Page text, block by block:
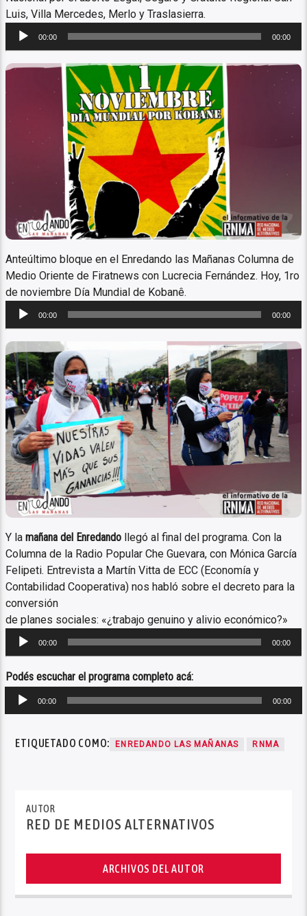
Luis, Villa Mercedes, Merlo y Traslasierra.
Reproductor
audio
00:00 00:00
Columna de Medio Oriente
Anteúltimo bloque en el Enredando las Mañanas Columna de
Medio Oriente de Firatnews con Lucrecia Fernández. Hoy, 1ro
de noviembre Día Mundial de Kobanê.
Reproductor
audio
00:00 00:00
Columna de Radio Popular Che
Guevara de Rosario”
Y lamañana del Enredando llegó al final del programa. Con la
Columna de la Radio Popular Che Guevara, con Mónica García
Felipeti. Entrevista a Martín Vitta de ECC (Economía y
Contabilidad Cooperativa) nos habló sobre el decreto para la
conversión
de planes sociales: «¿trabajo genuino y alivio económico?»
Reproductor
audio
00:00 00:00
Podés escuchar el programa completo acá:
Reproductor
00:00 00:00
ETIQUETADO COMO: ENREDANDO LAS MAÑANAS RNMA
AUTOR
RED DE MEDIOS ALTERNATIVOS
ARCHIVOS DEL AUTOR